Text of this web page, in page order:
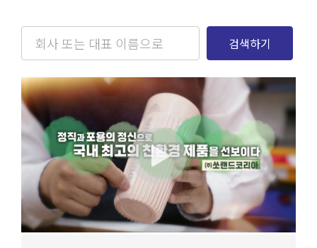
검색하기